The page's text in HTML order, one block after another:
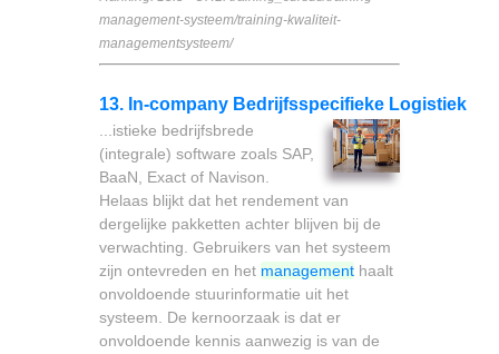
management-systeem/training-kwaliteit-
managementsysteem/
13. In-company Bedrijfsspecifieke Logistiek
...istieke bedrijfsbrede
(integrale) software zoals SAP,
BaaN, Exact of Navison.
Helaas blijkt dat het rendement van
dergelijke pakketten achter blijven bij de
verwachting. Gebruikers van het systeem
zijn ontevreden en het management haalt
onvoldoende stuurinformatie uit het
systeem. De kernoorzaak is dat er
onvoldoende kennis aanwezig is van de